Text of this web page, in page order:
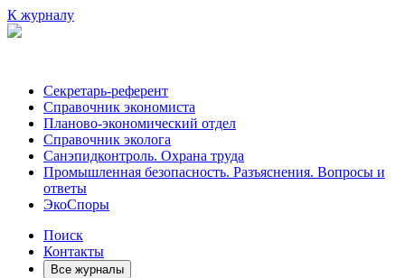
К журналу
Секретарь-референт
Справочник экономиста
Планово-экономический отдел
Справочник эколога
Санэпидконтроль. Охрана труда
Промышленная безопасность. Разъяснения. Вопросы и
ответы
ЭкоСпоры
Поиск
Контакты
Все журналы